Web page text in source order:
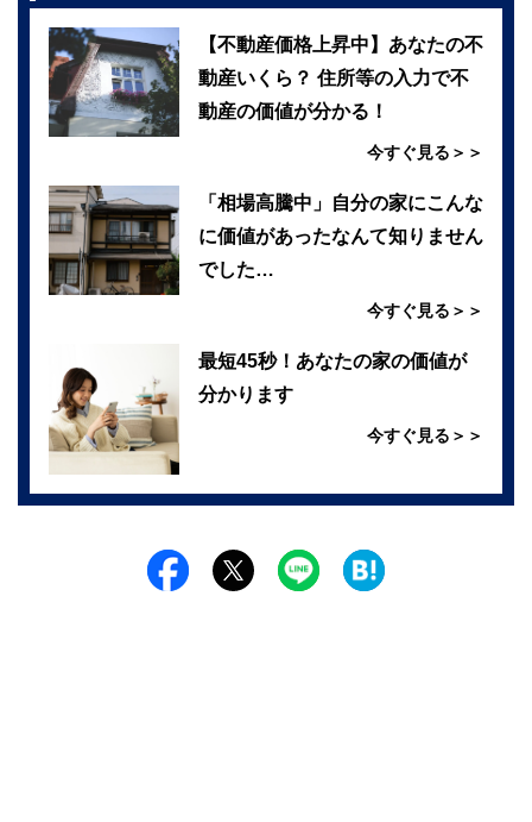
【不動産価格上昇中】あなたの不
動産いくら？ 住所等の入力で不
動産の価値が分かる！
今すぐ見る＞＞
「相場高騰中」自分の家にこんな
に価値があったなんて知りません
でした…
今すぐ見る＞＞
最短45秒！あなたの家の価値が
分かります
今すぐ見る＞＞